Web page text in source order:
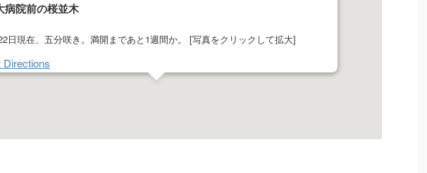
病院前の桜並木
日現在、五分咲き。満開まであと1週間か。 [写真をクリックして拡大]
Directions